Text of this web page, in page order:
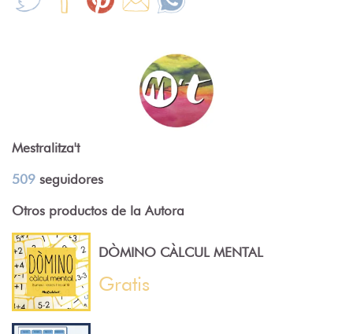
Mestralitza't
509 seguidores
Otros productos de la Autora
DÒMINO CÀLCUL MENTAL
Gratis